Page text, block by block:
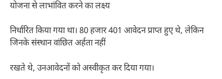
योजना से लाभांवित करने का लक्ष्य
निर्धारित किया गया था। 80 हजार 401 आवेदन प्राप्त हुए थे, लेकिन
जिनके संस्थान वांछित अर्हता नहीं
रखते थे, उनआवेदनों को अस्वीकृत कर दिया गया।